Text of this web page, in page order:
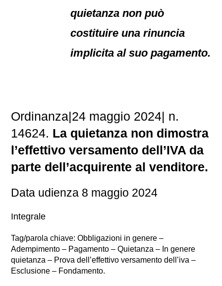
quietanza non può
costituire una rinuncia
implicita al suo pagamento.
Ordinanza|24 maggio 2024| n.
14624. La quietanza non dimostra
l’effettivo versamento dell’IVA da
parte dell’acquirente al venditore.
Data udienza 8 maggio 2024
Integrale
Tag/parola chiave: Obbligazioni in genere –
Adempimento – Pagamento – Quietanza – In genere
quietanza – Prova dell’effettivo versamento dell’iva –
Esclusione – Fondamento.